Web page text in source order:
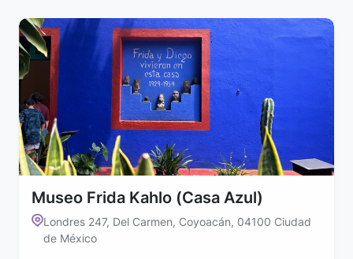
Museo Frida Kahlo (Casa Azul)
Londres 247, Del Carmen, Coyoacán, 04100 Ciudad
de México